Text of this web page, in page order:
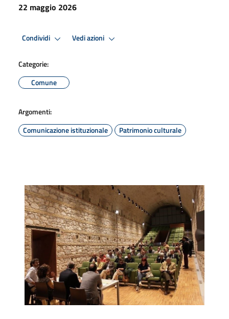
22 maggio 2026
Condividi Vedi azioni
Categorie:
Comune
Argomenti:
Comunicazione istituzionale
Patrimonio culturale